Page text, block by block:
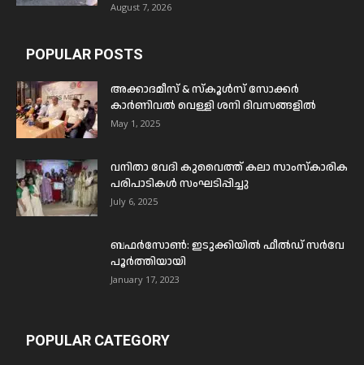
August 7, 2026
POPULAR POSTS
അക്കാദമീസ് & സ്കൂൾസ് സോക്കർ
കാർണിവൽ വെള്ളി ശനി ദിവസങ്ങളിൽ
May 1, 2025
വനിതാ വേദി കുവൈത്ത് കലാ സാംസ്കാരിക
പരിപാടികൾ സംഘടിപ്പിച്ചു
July 6, 2025
ബഫര്‍സോണ്‍: ഇടുക്കിയില്‍ ഫീല്‍ഡ് സര്‍വേ
പൂര്‍ത്തിയായി
January 17, 2023
POPULAR CATEGORY